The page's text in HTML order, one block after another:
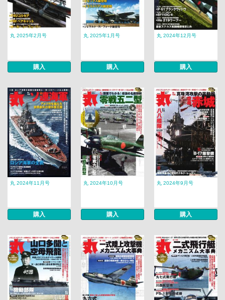
丸 2025年2月号
購入
丸 2025年1月号
購入
丸 2024年12月号
購入
丸 2024年11月号
購入
丸 2024年10月号
購入
丸 2024年9月号
購入